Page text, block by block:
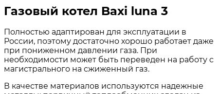
Газовый котел Baxi luna 3
Полностью адаптирован для эксплуатации в
России, поэтому достаточно хорошо работает даже
при пониженном давлении газа. При
необходимости может быть переведен на работу с
магистрального на сжиженный газ.
В качестве материалов используются надежные